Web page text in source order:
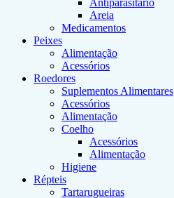
Antiparasitário
Areia
Medicamentos
Peixes
Alimentação
Acessórios
Roedores
Suplementos Alimentares
Acessórios
Alimentação
Coelho
Acessórios
Alimentação
Higiene
Répteis
Tartarugueiras